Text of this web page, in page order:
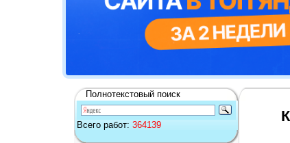
Полнотекстовый поиск
Всего работ: 364139